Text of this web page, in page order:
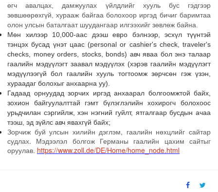
өгч авалцах, дамжуулах үйлдлийг хууль бус гэдгээр
зөвшөөрөхгүй, хурааж байгаа болохоор иргэд бичиг баримтаа
олон улсын баталгаат шуудангаар илгээхийг зөвлөж байна.
Мөн хилээр 10,000-аас дээш евро бэлнээр, эсхүл түүнтэй
тэнцэх бусад үнэт цаас (personal or cashier's check, traveler's
checks, money orders, stocks, bonds) авч яваа бол энэ талаар
гаалийн мэдүүлэгт заавал мэдүүлэх (хэрэв гаалийн мэдүүлэгт
мэдүүлээгүй бол гаалийн хууль тогтоомж зөрчсөн гэж үзэн,
хураадаг болохыг анхаарна уу).
Гадаад орнуудад зорчих иргэд анхаарал болгоомжтой байх,
зохион байгуулалттай гэмт бүлэглэлийн хохирогч болохоос
урьдчилан сэргийлж, хэн нэгний гуйлт, ятгалгаар бусдын ачаа
тээш, эд зүйлс авч явахгүй байх;
Зорчиж буй улсын хилийн дэглэм, гаалийн нөхцлийг сайтар
судлах. Мэдээлэл болгож Германы гаалийн цахим сайтыг
оруулав. https://www.zoll.de/DE/Home/home_node.html